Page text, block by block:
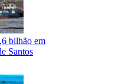
bilhão em
Santos